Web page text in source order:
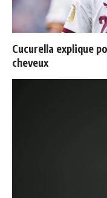
Cucurella explique
cheveux